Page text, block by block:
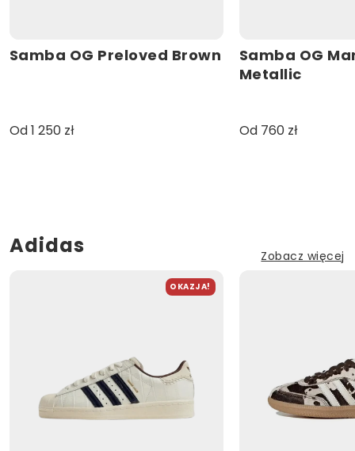
Samba OG Preloved Brown
Od 1 250 zł
Samba OG
Metallic
Od 760 zł
Adidas Zobacz więcej
OKAZJA!